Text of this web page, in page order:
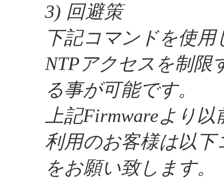
3) 回避策
下記コマンドを使
NTPアクセスを制限
る事が可能です。
上記Firmwareより以
利用のお客様は以下
をお願い致します。